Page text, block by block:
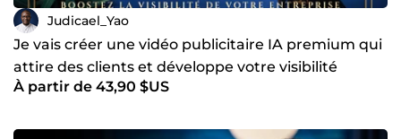
Judicael_Yao
Je vais créer une vidéo publicitaire IA premium qui
attire des clients et développe votre visibilité
À partir de 43,90 $US